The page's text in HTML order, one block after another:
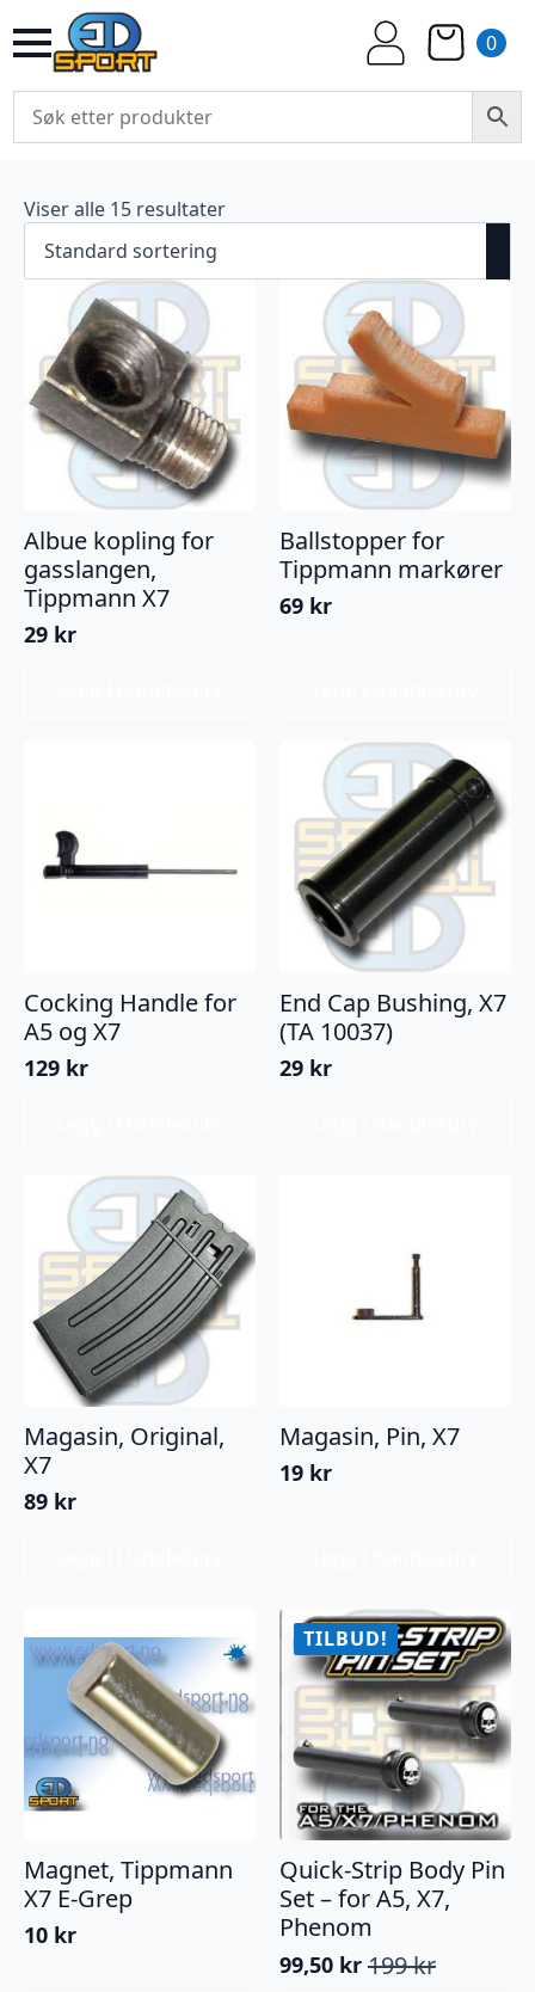
0
Viser alle 15 resultater
Albue kopling for
gasslangen,
Tippmann X7
29 kr
Ballstopper for
Tippmann markører
69 kr
Cocking Handle for
A5 og X7
129 kr
End Cap Bushing, X7
(TA 10037)
29 kr
Magasin, Original,
X7
89 kr
Magasin, Pin, X7
19 kr
Magnet, Tippmann
X7 E-Grep
10 kr
TILBUD!
Quick-Strip Body Pin
Set – for A5, X7,
Phenom
199kr
Opprinnelig
99,50 kr
Nåværende